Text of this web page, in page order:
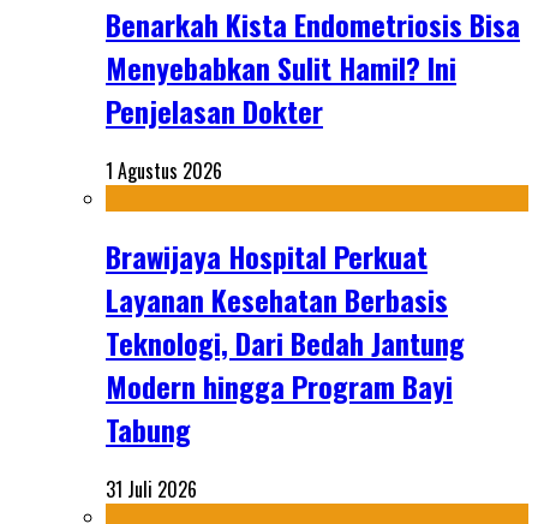
Benarkah Kista Endometriosis Bisa
Menyebabkan Sulit Hamil? Ini
Penjelasan Dokter
1 Agustus 2026
Brawijaya Hospital Perkuat
Layanan Kesehatan Berbasis
Teknologi, Dari Bedah Jantung
Modern hingga Program Bayi
Tabung
31 Juli 2026